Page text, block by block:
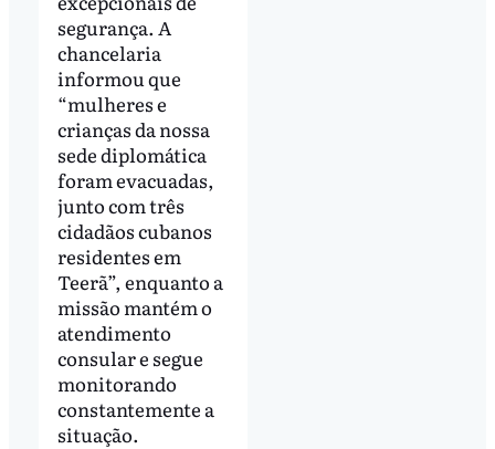
segurança. A
chancelaria
informou que
“mulheres e
crianças da nossa
sede diplomática
foram evacuadas,
junto com três
cidadãos cubanos
residentes em
Teerã”, enquanto a
missão mantém o
atendimento
consular e segue
monitorando
constantemente a
situação.